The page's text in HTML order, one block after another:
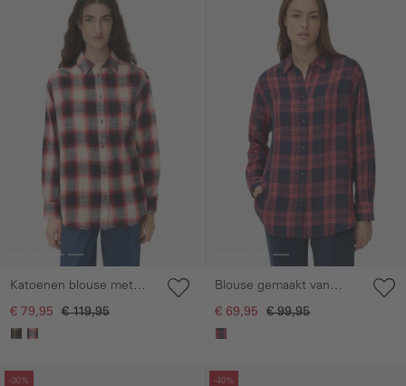
Katoenen blouse met
borstzak.
€ 79,95 € 119,95
Blouse gemaakt van
lyocell en linnenmix
€ 69,95 € 99,95
-30%
overslaan
-40%
Galerie overslaan